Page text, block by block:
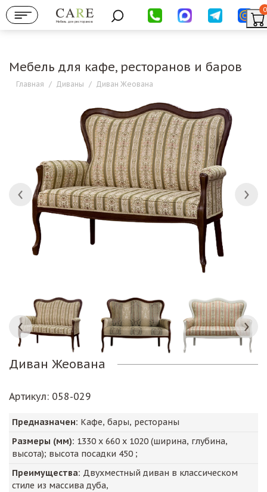
Мебель для ресторанов
0
Мебель для кафе, ресторанов и баров
Главная / Диваны / Диван Жеована
Диван Жеована
Артикул: 058-029
Предназначен: Кафе, бары, рестораны
Размеры (мм): 1330 х 660 х 1020 (ширина, глубина,
высота); высота посадки 450 ;
Преимущества: Двухместный диван в классическом
стиле из массива дуба,